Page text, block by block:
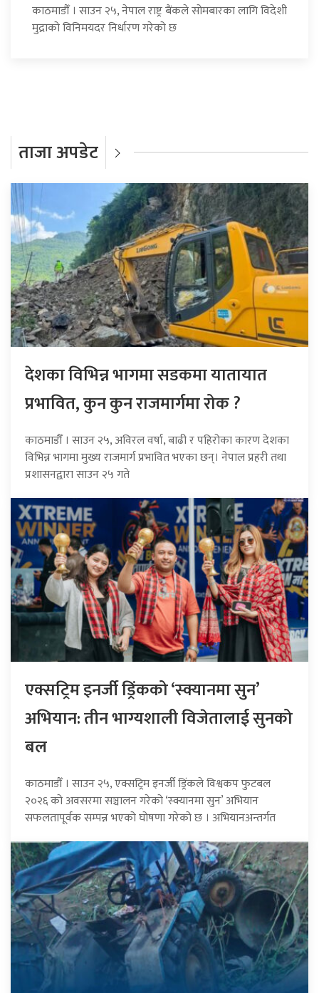
काठमाडौँ । साउन २५, नेपाल राष्ट्र बैंकले सोमबारका लागि विदेशी
मुद्राको विनिमयदर निर्धारण गरेको छ
ताजा अपडेट
देशका विभिन्न भागमा सडकमा यातायात
प्रभावित, कुन कुन राजमार्गमा रोक ?
काठमाडौँ । साउन २५, अविरल वर्षा, बाढी र पहिरोका कारण देशका
विभिन्न भागमा मुख्य राजमार्ग प्रभावित भएका छन्। नेपाल प्रहरी तथा
प्रशासनद्वारा साउन २५ गते
एक्सट्रिम इनर्जी ड्रिंकको ‘स्क्यानमा सुन’
अभियान: तीन भाग्यशाली विजेतालाई सुनको
बल
काठमाडौँ । साउन २५, एक्सट्रिम इनर्जी ड्रिंकले विश्वकप फुटबल
२०२६ को अवसरमा सञ्चालन गरेको ‘स्क्यानमा सुन’ अभियान
सफलतापूर्वक सम्पन्न भएको घोषणा गरेको छ । अभियानअन्तर्गत